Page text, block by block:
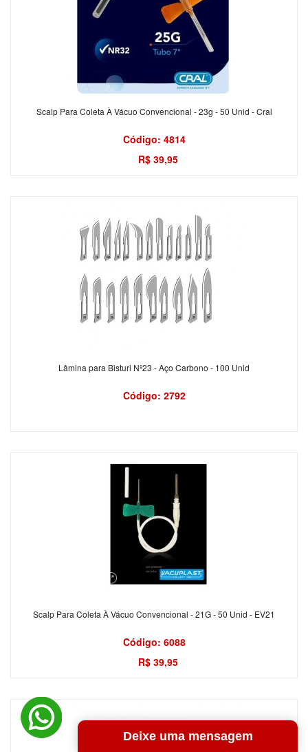
Scalp Para Coleta À Vácuo Convencional - 23g - 50 Unid - Cral
Código: 4814
R$ 39,95
Lâmina para Bisturi Nº23 - Aço Carbono - 100 Unid
Código: 2792
Scalp Para Coleta À Vácuo Convencional - 21G - 50 Unid - EV21
Código: 6088
R$ 39,95
Deixe uma mensagem